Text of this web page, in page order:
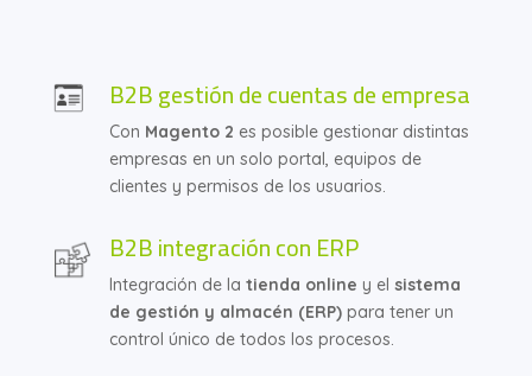
B2B gestión de cuentas de empresa
Con Magento 2 es posible gestionar distintas
empresas en un solo portal, equipos de
clientes y permisos de los usuarios.
B2B integración con ERP
Integración de la tienda online y el sistema
de gestión y almacén (ERP) para tener un
control único de todos los procesos.